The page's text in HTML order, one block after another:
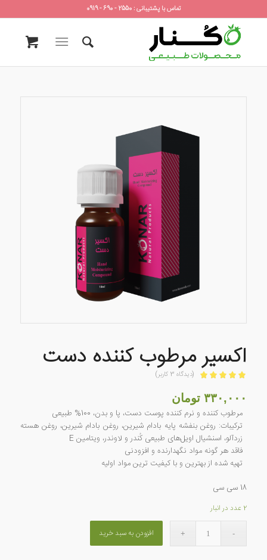
تماس با پشتیبانی : 2550 - 690 - 0919
اکسیر مرطوب کننده دست
از 5 در
امتیازدهی
مشتری
(دیدگاه 3 کاربر)
۳۳۰,۰۰۰ تومان
مرطوب کننده و نرم کننده پوست دست، پا و بدن، 100% طبیعی
ترکیبات: روغن بنفشه پایه بادام شیرین، روغن بادام شیرین، روغن هسته
زردآلو، اسنشیال اویل‌های طبیعی کُندر و لاوندر، ویتامین E
فاقد هر گونه مواد نگهدارنده و افزودنی
تهیه شده از بهترین و با کیفیت ترین مواد اولیه
18 سی سی
2 عدد در انبار
افزودن به سبد خرید